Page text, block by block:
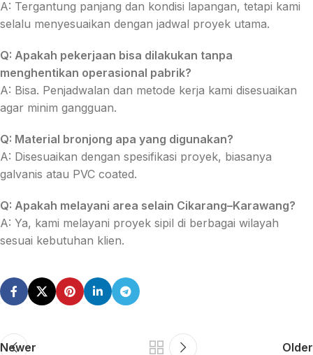
A: Tergantung panjang dan kondisi lapangan, tetapi kami
selalu menyesuaikan dengan jadwal proyek utama.
Q: Apakah pekerjaan bisa dilakukan tanpa
menghentikan operasional pabrik?
A: Bisa. Penjadwalan dan metode kerja kami disesuaikan
agar minim gangguan.
Q: Material bronjong apa yang digunakan?
A: Disesuaikan dengan spesifikasi proyek, biasanya
galvanis atau PVC coated.
Q: Apakah melayani area selain Cikarang–Karawang?
A: Ya, kami melayani proyek sipil di berbagai wilayah
sesuai kebutuhan klien.
Newer Older